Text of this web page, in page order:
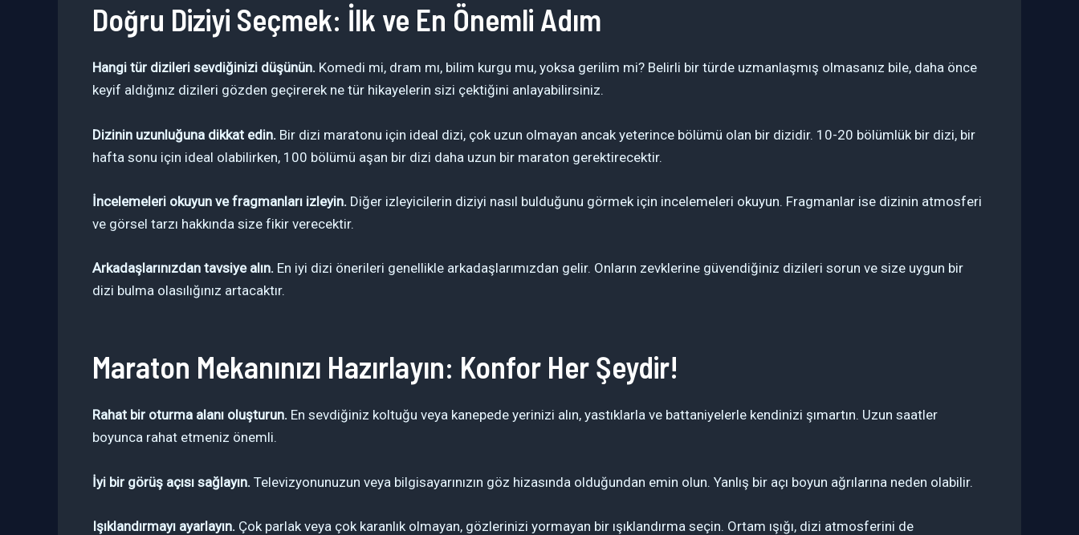
Doğru Diziyi Seçmek: İlk ve En Önemli Adım
Hangi tür dizileri sevdiğinizi düşünün. Komedi mi, dram mı, bilim kurgu mu, yoksa gerilim mi? Belirli bir türde uzmanlaşmış olmasanız bile, daha önce
keyif aldığınız dizileri gözden geçirerek ne tür hikayelerin sizi çektiğini anlayabilirsiniz.
Dizinin uzunluğuna dikkat edin. Bir dizi maratonu için ideal dizi, çok uzun olmayan ancak yeterince bölümü olan bir dizidir. 10-20 bölümlük bir dizi, bir
hafta sonu için ideal olabilirken, 100 bölümü aşan bir dizi daha uzun bir maraton gerektirecektir.
İncelemeleri okuyun ve fragmanları izleyin. Diğer izleyicilerin diziyi nasıl bulduğunu görmek için incelemeleri okuyun. Fragmanlar ise dizinin atmosferi
ve görsel tarzı hakkında size fikir verecektir.
Arkadaşlarınızdan tavsiye alın. En iyi dizi önerileri genellikle arkadaşlarımızdan gelir. Onların zevklerine güvendiğiniz dizileri sorun ve size uygun bir
dizi bulma olasılığınız artacaktır.
Maraton Mekanınızı Hazırlayın: Konfor Her Şeydir!
Rahat bir oturma alanı oluşturun. En sevdiğiniz koltuğu veya kanepede yerinizi alın, yastıklarla ve battaniyelerle kendinizi şımartın. Uzun saatler
boyunca rahat etmeniz önemli.
İyi bir görüş açısı sağlayın. Televizyonunuzun veya bilgisayarınızın göz hizasında olduğundan emin olun. Yanlış bir açı boyun ağrılarına neden olabilir.
Işıklandırmayı ayarlayın. Çok parlak veya çok karanlık olmayan, gözlerinizi yormayan bir ışıklandırma seçin. Ortam ışığı, dizi atmosferini de